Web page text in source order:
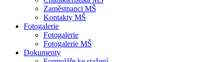
Zaměstnanci MŠ
Kontakty MŠ
Fotogalerie
Fotogalerie
Fotogalerie MŠ
Dokumenty